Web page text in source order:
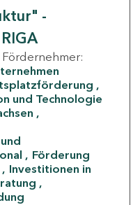
-
Fördernehmer:
und Technologie
Förderung
Investitionen in